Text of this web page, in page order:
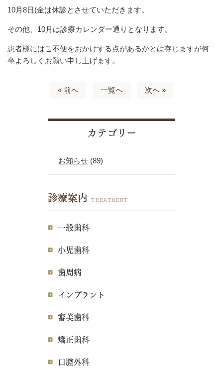
10月8日(金は休診とさせていただきます。
その他、10月は診療カレンダー通りとなります。
患者様にはご不便をおかけする点があるかとは存じますが何
卒よろしくお願い申し上げます。
« 前へ 一覧へ 次へ »
カテゴリー
お知らせ (89)
診療案内 TREATMENT
一般歯科
小児歯科
歯周病
インプラント
審美歯科
矯正歯科
口腔外科